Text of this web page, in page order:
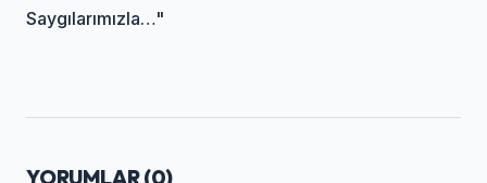
Saygılarımızla…"
YORUMLAR (0)